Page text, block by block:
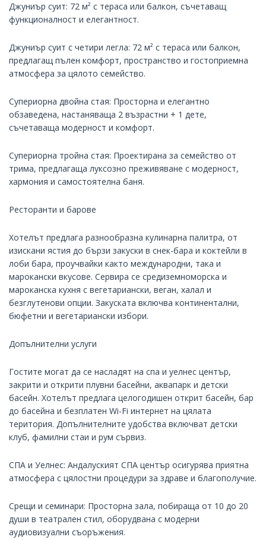
Джуниър суит: 72 м² с тераса или балкон, съчетаващ
функционалност и елегантност.
Джуниър суит с четири легла: 72 м² с тераса или балкон,
предлагащ пълен комфорт, пространство и гостоприемна
атмосфера за цялото семейство.
Супериорна двойна стая: Просторна и елегантно
обзаведена, настаняваща 2 възрастни + 1 дете,
съчетаваща модерност и комфорт.
Супериорна тройна стая: Проектирана за семейство от
трима, предлагаща луксозно преживяване с модерност,
хармония и самостоятелна баня.
Ресторанти и барове
Хотелът предлага разнообразна кулинарна палитра, от
изискани ястия до бързи закуски в снек-бара и коктейли в
лоби бара, проучвайки както международни, така и
марокански вкусове. Сервира се средиземноморска и
мароканска кухня с вегетариански, веган, халал и
безглутенови опции. Закуската включва континентални,
бюфетни и вегетариански избори.
Допълнителни услуги
Гостите могат да се насладят на спа и уелнес център,
закрити и открити плувни басейни, аквапарк и детски
басейн. Хотелът предлага целогодишен открит басейн, бар
до басейна и безплатен Wi-Fi интернет на цялата
територия. Допълнителните удобства включват детски
клуб, фамилни стаи и рум сървиз.
СПА и Уелнес: Андалуският СПА център осигурява приятна
атмосфера с цялостни процедури за здраве и благополучие.
Срещи и семинари: Просторна зала, побираща от 10 до 20
души в театрален стил, оборудвана с модерни
аудиовизуални съоръжения.